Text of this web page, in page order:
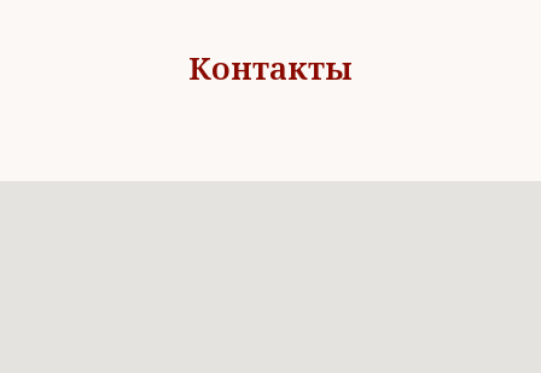
Контакты